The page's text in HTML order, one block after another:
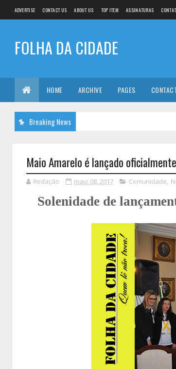
ADVERTISE CONTACT US ABOUT US TOP ITEM ASSINATURAS
FOLHA DA CIDADE
HOME ARCHIVE PAGES
Breaking News
Maio Amarelo é lançado
Redação maio 08, 2017 Comunidade,
Solenidade de